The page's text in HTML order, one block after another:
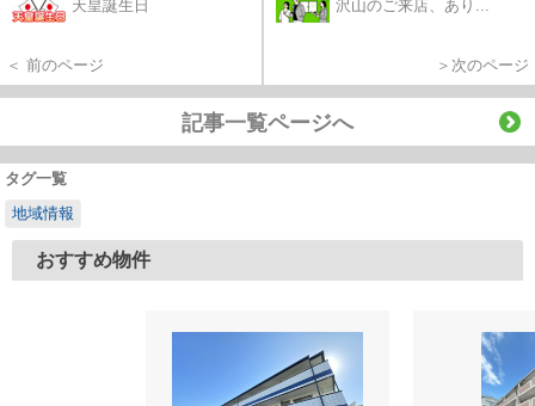
天皇誕生日
＜ 前のページ
沢山のご来店、あり...
＞次のページ
記事一覧ページへ
タグ一覧
地域情報
おすすめ物件